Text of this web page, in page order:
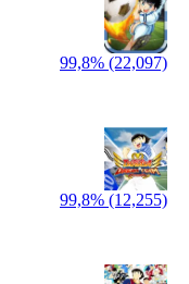
99,8% (22,097)
99,8% (12,255)